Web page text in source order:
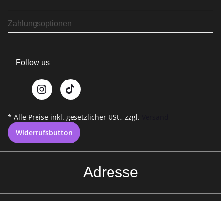
Zahlungsoptionen
Follow us
* Alle Preise inkl. gesetzlicher USt., zzgl.
Widerrufsbutton
Adresse